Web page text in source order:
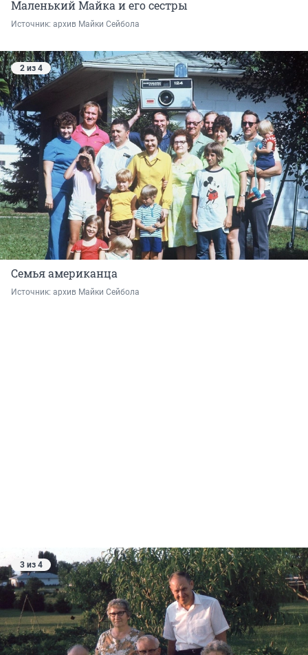
Маленький Майка и его сестры
Источник: архив Майки Сейбола
2 из 4
Семья американца
Источник: архив Майки Сейбола
3 из 4